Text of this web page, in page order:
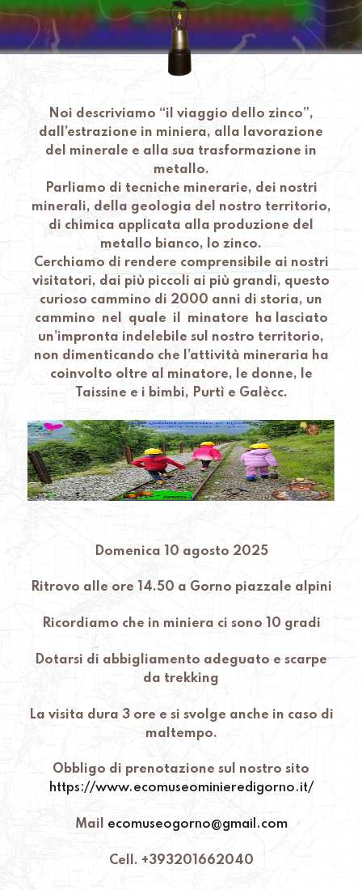
Noi descriviamo “il viaggio dello zinco”,
dall’estrazione in miniera, alla lavorazione
del minerale e alla sua trasformazione in
metallo.
Parliamo di tecniche minerarie, dei nostri
minerali, della geologia del nostro territorio,
di chimica applicata alla produzione del
metallo bianco, lo zinco.
Cerchiamo di rendere comprensibile ai nostri
visitatori, dai più piccoli ai più grandi, questo
curioso cammino di 2000 anni di storia, un
cammino nel quale il minatore ha lasciato
un’impronta indelebile sul nostro territorio,
non dimenticando che l’attività mineraria ha
coinvolto oltre al minatore, le donne, le
Taissine e i bimbi, Purtì e Galècc.
Domenica 10 agosto 2025
Ritrovo alle ore 14.50 a Gorno piazzale alpini
Ricordiamo che in miniera ci sono 10 gradi
Dotarsi di abbigliamento adeguato e scarpe
da trekking
La visita dura 3 ore e si svolge anche in caso di
maltempo.
Obbligo di prenotazione sul nostro sito
https://www.ecomuseominieredigorno.it/
Mail ecomuseogorno@gmail.com
Cell. +393201662040